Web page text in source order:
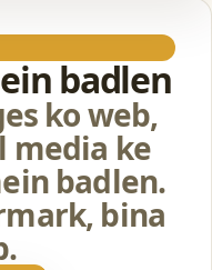
badlen
ko web,
media ke
badlen.
bina